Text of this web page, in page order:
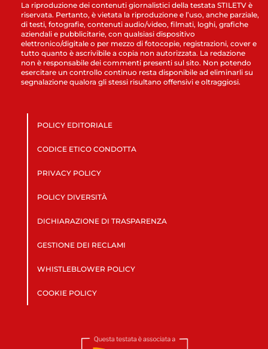
La riproduzione dei contenuti giornalistici della testata STILETV è
riservata. Pertanto, è vietata la riproduzione e l’uso, anche parziale,
di testi, fotografie, contenuti audio/video, filmati, loghi, grafiche
aziendali e pubblicitarie, con qualsiasi dispositivo
elettronico/digitale o per mezzo di fotocopie, registrazioni, cover e
tutto quanto è ascrivibile a copia non autorizzata. La redazione
non è responsabile dei commenti presenti sul sito. Non potendo
esercitare un controllo continuo resta disponibile ad eliminarli su
segnalazione qualora gli stessi risultano offensivi e oltraggiosi.
POLICY EDITORIALE
CODICE ETICO CONDOTTA
PRIVACY POLICY
POLICY DIVERSITÀ
DICHIARAZIONE DI TRASPARENZA
GESTIONE DEI RECLAMI
WHISTLEBLOWER POLICY
COOKIE POLICY